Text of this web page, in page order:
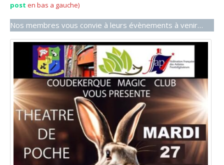
post en bas a gauche)
Nos membres vous convie à leurs évènements à venir…